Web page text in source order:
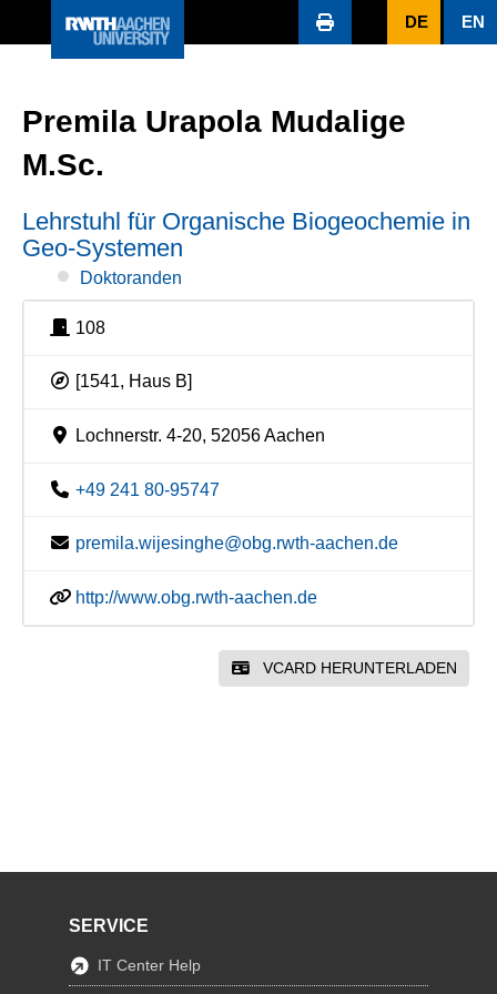
DE EN
Premila Urapola Mudalige
M.Sc.
Lehrstuhl für Organische Biogeochemie in
Geo-Systemen
Doktoranden
108
[1541, Haus B]
Lochnerstr. 4-20, 52056 Aachen
+49 241 80-95747
premila.wijesinghe@obg.rwth-aachen.de
http://www.obg.rwth-aachen.de
VCARD HERUNTERLADEN
SERVICE
IT Center Help